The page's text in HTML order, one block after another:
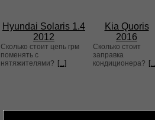
Hyundai Solaris 1.4
2012
Сколько стоит цепь грм
поменять с
нятяжителями? [...]
Kia Quoris
2016
Сколько стоит
заправка
кондиционера?